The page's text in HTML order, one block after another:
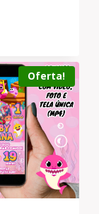
Oferta!